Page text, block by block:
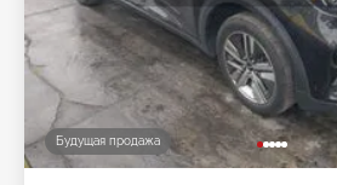
Будущая продажа